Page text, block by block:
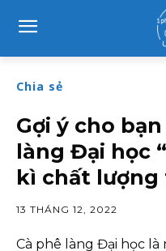
Chia sẻ
Gợi ý cho
làng Đại học
kì chất lượng
13 THÁNG 12, 2022
Cà phê làng Đại học